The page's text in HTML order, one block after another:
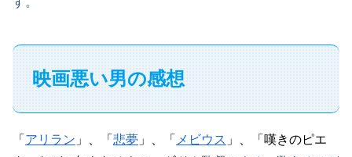
映画悪い男の感想
「 アリラン 」、「 悲夢 」、「 メビウス 」、「嘆きのピエ